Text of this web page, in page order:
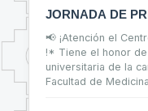
JORNADA DE
📢 ¡Atención el
!* Tiene el honor
universitaria de la
Facultad de